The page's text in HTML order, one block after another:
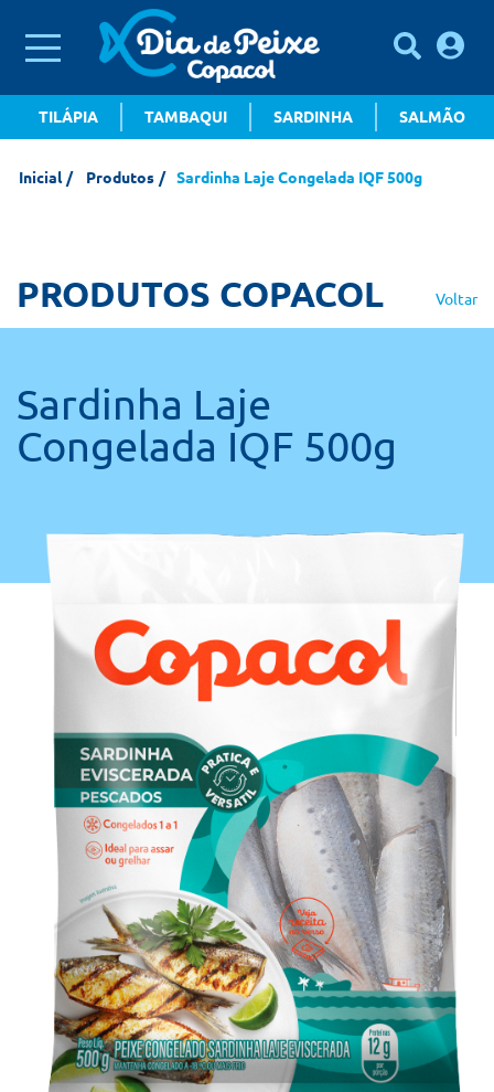
TILÁPIA TAMBAQUI SARDINHA SALMÃO
Inicial Produtos Sardinha Laje Congelada IQF 500g
PRODUTOS COPACOL Voltar
Sardinha Laje
Congelada IQF 500g